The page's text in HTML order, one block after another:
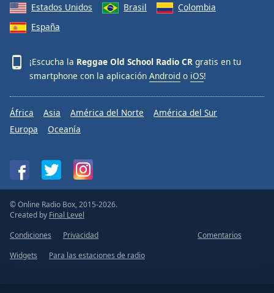
Estados Unidos
Brasil
Colombia
España
¡Escucha la Reggae Old School Radio CR gratis en tu
smartphone con la aplicación Android o iOS!
África Asia América del Norte
América del Sur
Europa
Oceanía
© Online Radio Box, 2015-2026.
Created by Final Level
Condiciones
Privacidad
Comentarios
Widgets
Para las estaciones de radio